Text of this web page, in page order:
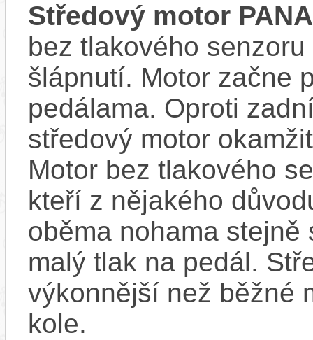
Středový motor
bez tlakového
šlápnutí. Motor začne
pedálama. Oproti
středový motor
Motor bez tlakového
kteří z nějakého
oběma nohama
malý tlak na pedál.
výkonnější než běžné
kole.